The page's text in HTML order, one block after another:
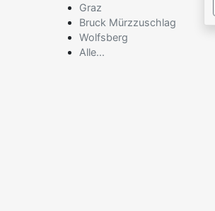
Graz
Bruck Mürzzuschlag
Wolfsberg
Alle...